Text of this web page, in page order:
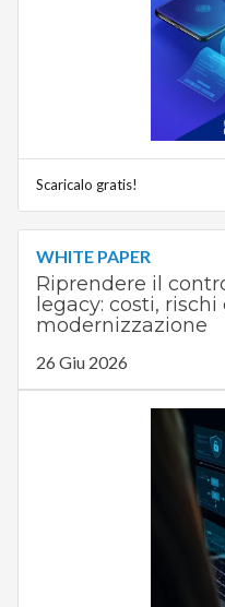
Scaricalo gratis!
WHITE PAPER
Riprendere il
legacy: costi,
modernizzazione
26 Giu 2026